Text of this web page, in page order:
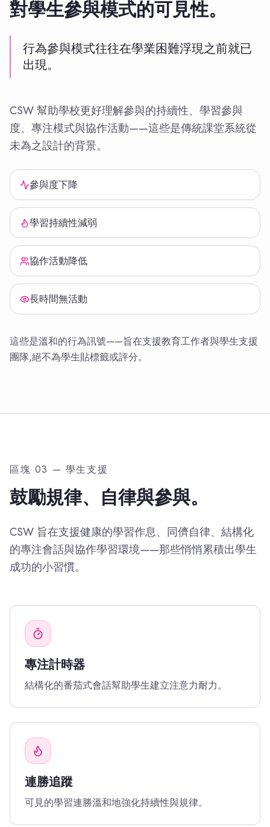
對學生參與模式的可見性。
行為參與模式往往在學業困難浮現之前就已
出現。
CSW 幫助學校更好理解參與的持續性、學習參與
度、專注模式與協作活動——這些是傳統課堂系統從
未為之設計的背景。
參與度下降
學習持續性減弱
協作活動降低
長時間無活動
這些是溫和的行為訊號——旨在支援教育工作者與學生支援
團隊,絕不為學生貼標籤或評分。
區塊 03 — 學生支援
鼓勵規律、自律與參與。
CSW 旨在支援健康的學習作息、同儕自律、結構化
的專注會話與協作學習環境——那些悄悄累積出學生
成功的小習慣。
專注計時器
結構化的番茄式會話幫助學生建立注意力耐力。
連勝追蹤
可見的學習連勝溫和地強化持續性與規律。